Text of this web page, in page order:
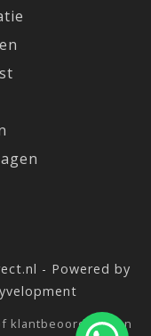
- Powered by
klantbeoordelingen